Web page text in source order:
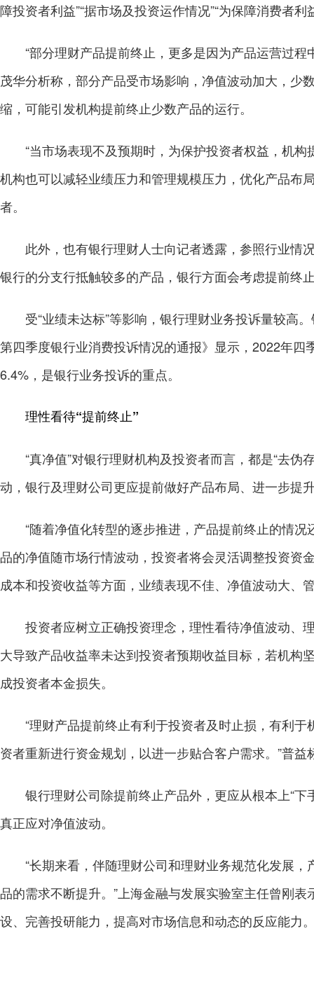
障投资者利益”“据市场及投资运作情况”“为保障消费者利
“部分理财产品提前终止，更多是因为产品运营过程
茂华分析称，部分产品受市场影响，净值波动加大，少
缩，可能引发机构提前终止少数产品的运行。
“当市场表现不及预期时，为保护投资者权益，机构
机构也可以减轻业绩压力和管理规模压力，优化产品布
者。
此外，也有银行理财人士向记者透露，参照行业情
银行的分支行抵触较多的产品，银行方面会考虑提前终
受“业绩未达标”等影响，银行理财业务投诉量较高
第四季度银行业消费投诉情况的通报》显示，2022年
6.4%，是银行业务投诉的重点。
理性看待“提前终止”
“真净值”对银行理财机构及投资者而言，都是“去伪
动，银行及理财公司更应提前做好产品布局、进一步提
“随着净值化转型的逐步推进，产品提前终止的情况
品的净值随市场行情波动，投资者将会灵活调整投资资
成本和投资收益等方面，业绩表现不佳、净值波动大、
投资者应树立正确投资理念，理性看待净值波动、
大导致产品收益率未达到投资者预期收益目标，若机构
成投资者本金损失。
“理财产品提前终止有利于投资者及时止损，有利于
资者重新进行资金规划，以进一步贴合客户需求。”普
银行理财公司除提前终止产品外，更应从根本上“下
真正应对净值波动。
“长期来看，伴随理财公司和理财业务规范化发展，
品的需求不断提升。”上海金融与发展实验室主任曾刚
设、完善投研能力，提高对市场信息和动态的反应能力